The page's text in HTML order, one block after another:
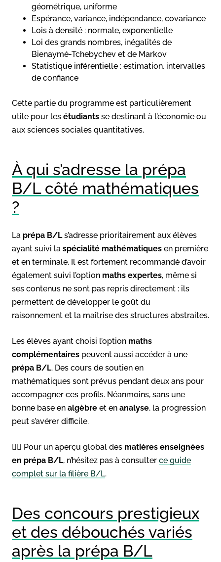
géométrique, uniforme
Espérance, variance, indépendance, covariance
Lois à densité : normale, exponentielle
Loi des grands nombres, inégalités de
Bienaymé-Tchebychev et de Markov
Statistique inférentielle : estimation, intervalles
de confiance
Cette partie du programme est particulièrement
utile pour les étudiants se destinant à l’économie ou
aux sciences sociales quantitatives.
À qui s’adresse la prépa
B/L côté mathématiques
?
La prépa B/Ls’adresse prioritairement aux élèves
ayant suivi la spécialité mathématiques en première
et en terminale. Il est fortement recommandé d’avoir
également suivi l’option maths expertes, même si
ses contenus ne sont pas repris directement : ils
permettent de développer le goût du
raisonnement et la maîtrise des structures abstraites.
Les élèves ayant choisi l’option maths
complémentaires peuvent aussi accéder à une
prépa B/L. Des cours de soutien en
mathématiques sont prévus pendant deux ans pour
accompagner ces profils. Néanmoins, sans une
bonne base en algèbre et en analyse, la progression
peut s’avérer difficile.
👉🏻 Pour un aperçu global des matières enseignées
en prépa B/L, n’hésitez pas à consulter ce guide
complet sur la filière B/L.
Des concours prestigieux
et des débouchés variés
après la prépa B/L